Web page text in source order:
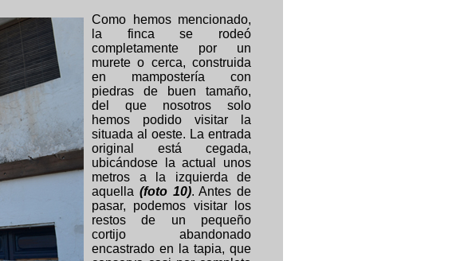
Como hemos mencionado,
la finca se rodeó
completamente por un
murete o cerca, construida
en mampostería con
piedras de buen tamaño,
del que nosotros solo
hemos podido visitar la
situada al oeste. La entrada
original está cegada,
ubicándose la actual unos
metros a la izquierda de
aquella (foto 10). Antes de
pasar, podemos visitar los
restos de un pequeño
cortijo abandonado
encastrado en la tapia, que